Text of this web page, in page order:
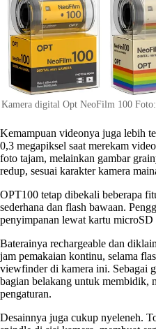
Kamera digital Opt NeoFilm 100
Kemampuan videonya juga lebih
0,3 megapiksel saat merekam
foto tajam, melainkan gambar
redup, sesuai karakter kamera
OPT100 tetap dibekali beberapa
sederhana dan flash bawaan.
penyimpanan lewat kartu
Baterainya rechargeable dan
jam pemakaian kontinu, selama
viewfinder di kamera ini. Sebagai
bagian belakang untuk membidik,
pengaturan.
Desainnya juga cukup nyeleneh.